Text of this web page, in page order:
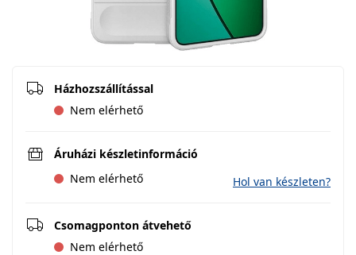
Házhozszállítással
Nem elérhető
Áruházi készletinformáció
Nem elérhető
Hol van készleten?
Csomagponton átvehető
Nem elérhető